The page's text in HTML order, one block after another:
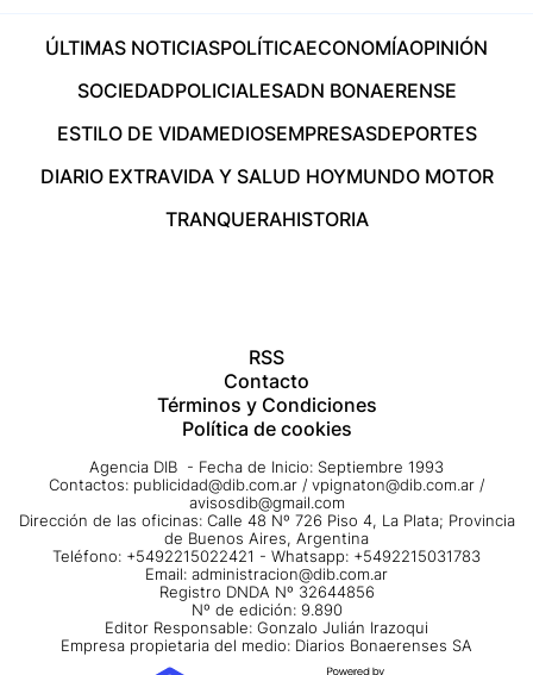
ÚLTIMAS NOTICIASPOLÍTICAECONOMÍAOPINIÓN
SOCIEDADPOLICIALESADN BONAERENSE
ESTILO DE VIDAMEDIOSEMPRESASDEPORTES
DIARIO EXTRAVIDA Y SALUD HOYMUNDO MOTOR
TRANQUERAHISTORIA
RSS
Contacto
Términos y Condiciones
Política de cookies
Agencia DIB - Fecha de Inicio: Septiembre 1993
Contactos: publicidad@dib.com.ar / vpignaton@dib.com.ar /
avisosdib@gmail.com
Dirección de las oficinas: Calle 48 Nº 726 Piso 4, La Plata; Provincia
de Buenos Aires, Argentina
Teléfono: +5492215022421 - Whatsapp: +5492215031783
Email: administracion@dib.com.ar
Registro DNDA Nº 32644856
Nº de edición: 9.890
Editor Responsable: Gonzalo Julián Irazoqui
Empresa propietaria del medio: Diarios Bonaerenses SA